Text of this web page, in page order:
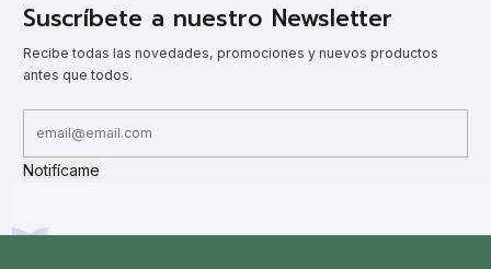
Suscríbete a nuestro Newsletter
Recibe todas las novedades, promociones y nuevos productos
antes que todos.
Notifícame